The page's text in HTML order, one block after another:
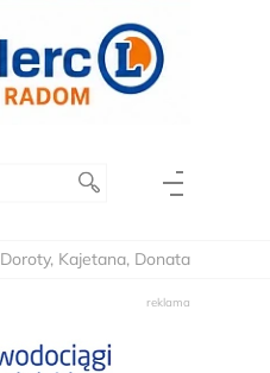
Doroty, Kajetana, Donata